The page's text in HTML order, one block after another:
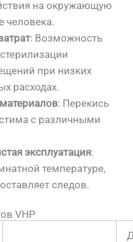
на окружающую
человека.
: Возможность
при низких
расходах.
: Перекись
с различными
эксплуатация:
температуре,
следов.
VHP